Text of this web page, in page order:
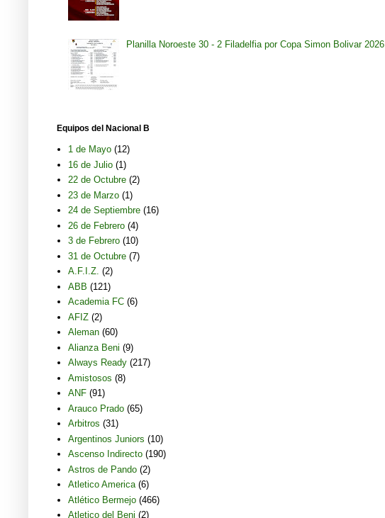
Planilla Noroeste 30 - 2 Filadelfia por Copa Simon Bolivar 2026
Equipos del Nacional B
1 de Mayo (12)
16 de Julio (1)
22 de Octubre (2)
23 de Marzo (1)
24 de Septiembre (16)
26 de Febrero (4)
3 de Febrero (10)
31 de Octubre (7)
A.F.I.Z. (2)
ABB (121)
Academia FC (6)
AFIZ (2)
Aleman (60)
Alianza Beni (9)
Always Ready (217)
Amistosos (8)
ANF (91)
Arauco Prado (65)
Arbitros (31)
Argentinos Juniors (10)
Ascenso Indirecto (190)
Astros de Pando (2)
Atletico America (6)
Atlético Bermejo (466)
Atletico del Beni (2)